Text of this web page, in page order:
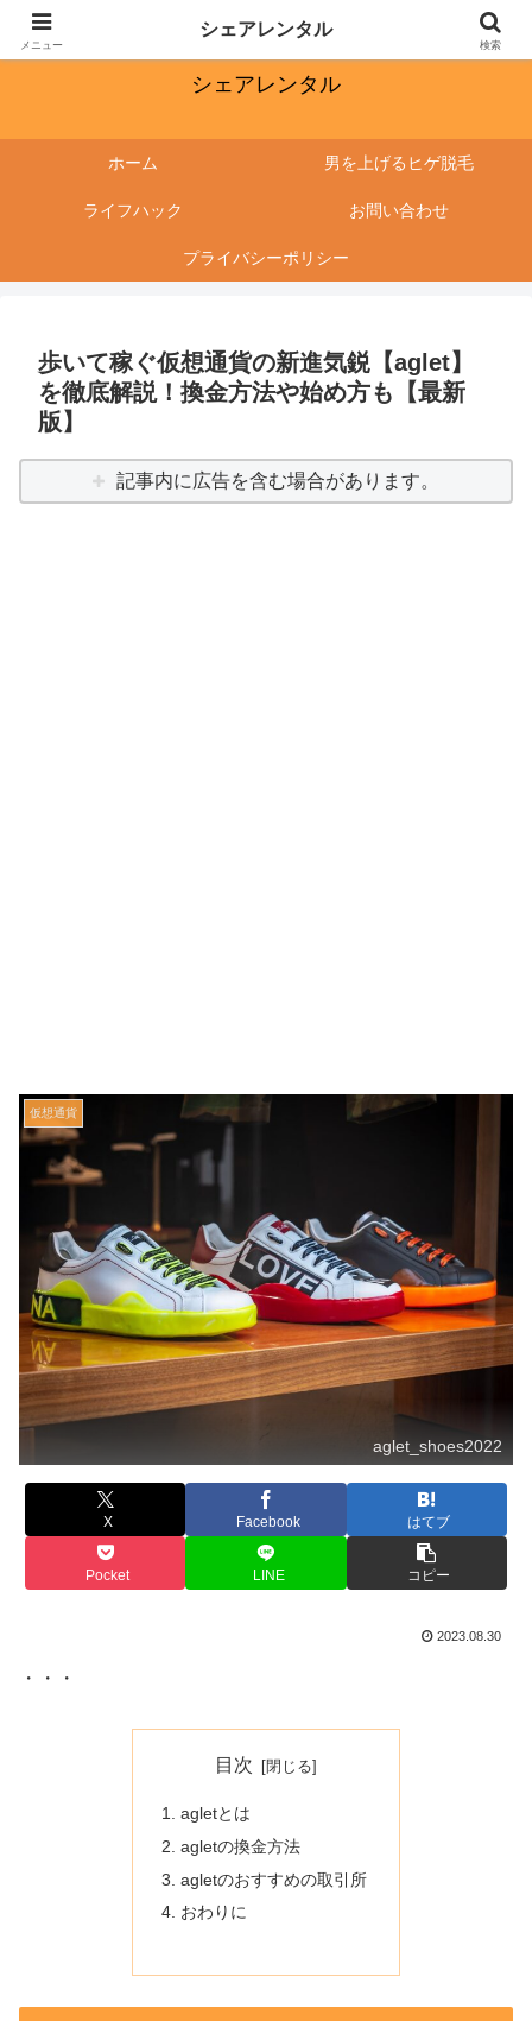
ワクワクする毎日にしたい
シェアレンタル
ホーム 男を上げるヒゲ脱毛
ライフハック お問い合わせ
プライバシーポリシー
歩いて稼ぐ仮想通貨の新進気鋭【aglet】
を徹底解説！換金方法や始め方も【最新
版】
記事内に広告を含む場合があります。
仮想通貨
aglet_shoes2022
X Facebook はてブ
Pocket LINE コピー
2023.08.30
・・・
目次
agletとは
agletの換金方法
agletのおすすめの取引所
おわりに
メニュー
シェアレンタル
検索